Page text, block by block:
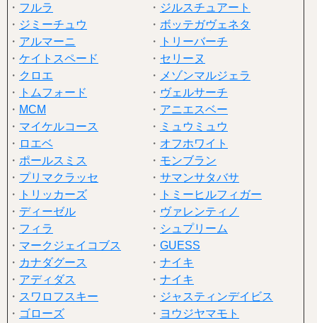
・ フルラ ・ ジルスチュアート
・ ジミーチュウ ・ ボッテガヴェネタ
・ アルマーニ ・
トリーバーチ
・ ケイトスペード ・ セリーヌ
・ クロエ ・ メゾンマルジェラ
・
トムフォード ・ ヴェルサーチ
・ MCM ・ アニエスベー
・ マイケルコース ・ ミュウミュウ
・ ロエベ ・ オフホワイト
・ ポールスミス ・ モンブラン
・ プリマクラッセ ・ サマンサタバサ
・
トリッカーズ ・
トミーヒルフィガー
・ ディーゼル ・ ヴァレンティノ
・ フィラ ・ シュプリーム
・ マークジェイコブス ・ GUESS
・ カナダグース ・ ナイキ
・ アディダス ・ ナイキ
・ スワロフスキー ・ ジャスティンデイビス
・ ゴローズ ・ ヨウジヤマモト